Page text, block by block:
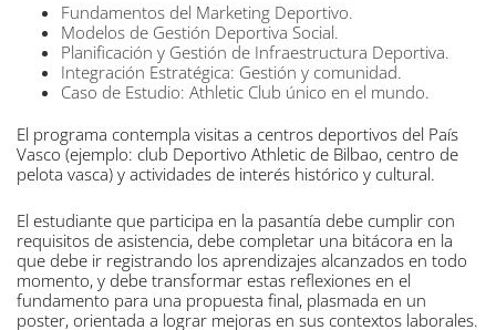
Fundamentos del Marketing Deportivo.
Modelos de Gestión Deportiva Social.
Planificación y Gestión de Infraestructura Deportiva.
Integración Estratégica: Gestión y comunidad.
Caso de Estudio: Athletic Club único en el mundo.
El programa contempla visitas a centros deportivos del País
Vasco (ejemplo: club Deportivo Athletic de Bilbao, centro de
pelota vasca) y actividades de interés histórico y cultural.
El estudiante que participa en la pasantía debe cumplir con
requisitos de asistencia, debe completar una bitácora en la
que debe ir registrando los aprendizajes alcanzados en todo
momento, y debe transformar estas reflexiones en el
fundamento para una propuesta final, plasmada en un
poster, orientada a lograr mejoras en sus contextos laborales.